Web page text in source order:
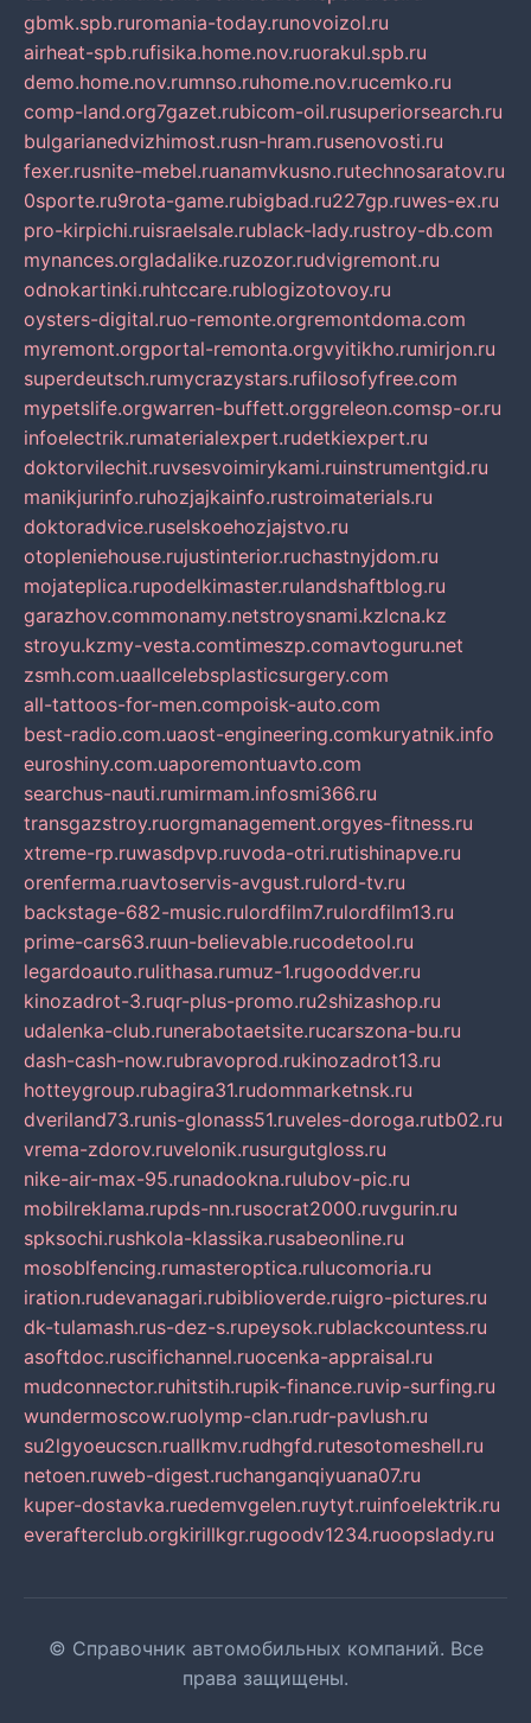
gbmk.spb.ruromania-today.runovoizol.ru
airheat-spb.rufisika.home.nov.ruorakul.spb.ru
demo.home.nov.rumnso.ruhome.nov.rucemko.ru
comp-land.org7gazet.rubicom-oil.rusuperiorsearch.ru
bulgarianedvizhimost.rusn-hram.rusenovosti.ru
fexer.rusnite-mebel.ruanamvkusno.rutechnosaratov.ru
0sporte.ru9rota-game.rubigbad.ru227gp.ruwes-ex.ru
pro-kirpichi.ruisraelsale.rublack-lady.rustroy-db.com
mynances.orgladalike.ruzozor.rudvigremont.ru
odnokartinki.ruhtccare.rublogizotovoy.ru
oysters-digital.ruo-remonte.orgremontdoma.com
myremont.orgportal-remonta.orgvyitikho.rumirjon.ru
superdeutsch.rumycrazystars.rufilosofyfree.com
mypetslife.orgwarren-buffett.orggreleon.comsp-or.ru
infoelectrik.rumaterialexpert.rudetkiexpert.ru
doktorvilechit.ruvsesvoimirykami.ruinstrumentgid.ru
manikjurinfo.ruhozjajkainfo.rustroimaterials.ru
doktoradvice.ruselskoehozjajstvo.ru
otopleniehouse.rujustinterior.ruchastnyjdom.ru
mojateplica.rupodelkimaster.rulandshaftblog.ru
garazhov.commonamy.netstroysnami.kzlcna.kz
stroyu.kzmy-vesta.comtimeszp.comavtoguru.net
zsmh.com.uaallcelebsplasticsurgery.com
all-tattoos-for-men.compoisk-auto.com
best-radio.com.uaost-engineering.comkuryatnik.info
euroshiny.com.uaporemontuavto.com
searchus-nauti.rumirmam.infosmi366.ru
transgazstroy.ruorgmanagement.orgyes-fitness.ru
xtreme-rp.ruwasdpvp.ruvoda-otri.rutishinapve.ru
orenferma.ruavtoservis-avgust.rulord-tv.ru
backstage-682-music.rulordfilm7.rulordfilm13.ru
prime-cars63.ruun-believable.rucodetool.ru
legardoauto.rulithasa.rumuz-1.rugooddver.ru
kinozadrot-3.ruqr-plus-promo.ru2shizashop.ru
udalenka-club.runerabotaetsite.rucarszona-bu.ru
dash-cash-now.rubravoprod.rukinozadrot13.ru
hotteygroup.rubagira31.rudommarketnsk.ru
dveriland73.runis-glonass51.ruveles-doroga.rutb02.ru
vrema-zdorov.ruvelonik.rusurgutgloss.ru
nike-air-max-95.runadookna.rulubov-pic.ru
mobilreklama.rupds-nn.rusocrat2000.ruvgurin.ru
spksochi.rushkola-klassika.rusabeonline.ru
mosoblfencing.rumasteroptica.rulucomoria.ru
iration.rudevanagari.rubiblioverde.ruigro-pictures.ru
dk-tulamash.rus-dez-s.rupeysok.rublackcountess.ru
asoftdoc.ruscifichannel.ruocenka-appraisal.ru
mudconnector.ruhitstih.rupik-finance.ruvip-surfing.ru
wundermoscow.ruolymp-clan.rudr-pavlush.ru
su2lgyoeucscn.ruallkmv.rudhgfd.rutesotomeshell.ru
netoen.ruweb-digest.ruchanganqiyuana07.ru
kuper-dostavka.ruedemvgelen.ruytyt.ruinfoelektrik.ru
everafterclub.orgkirillkgr.rugoodv1234.ruoopslady.ru
© Справочник автомобильных компаний. Все
права защищены.